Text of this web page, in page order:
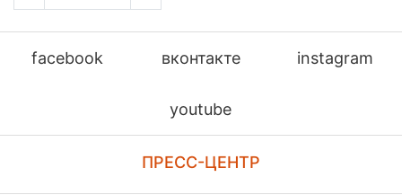
facebook вконтакте instagram
youtube
ПРЕСС-ЦЕНТР